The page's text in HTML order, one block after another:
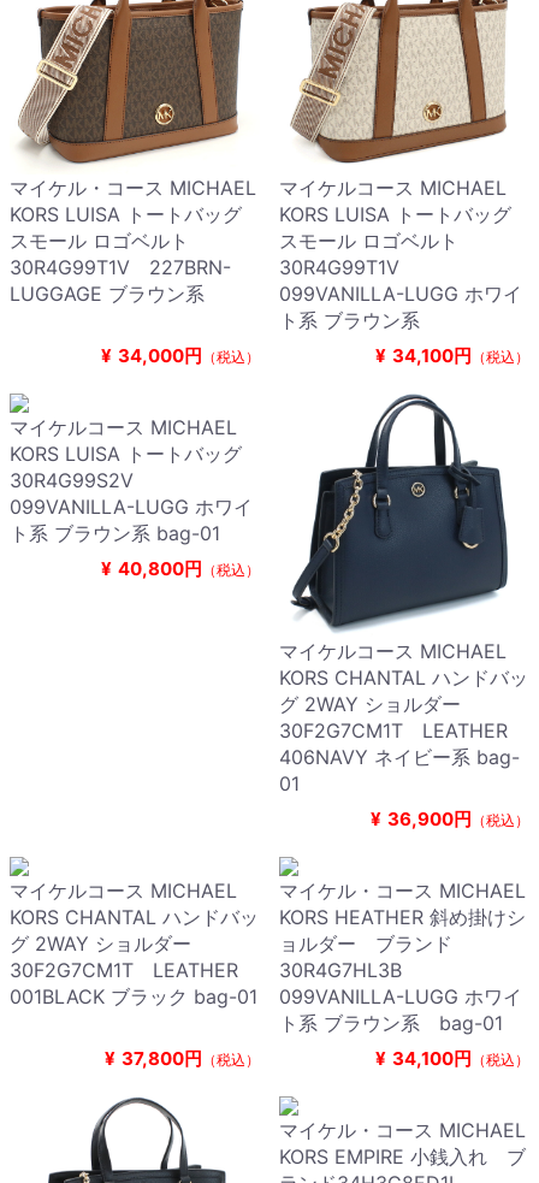
マイケル・コース MICHAEL
KORS LUISA トートバッグ
スモール ロゴベルト
30R4G99T1V 227BRN-
LUGGAGE ブラウン系
¥ 34,000円 （税込）
マイケルコース MICHAEL
KORS LUISA トートバッグ
スモール ロゴベルト
30R4G99T1V
099VANILLA-LUGG ホワイ
ト系 ブラウン系
¥ 34,100円 （税込）
マイケルコース MICHAEL
KORS LUISA トートバッグ
30R4G99S2V
099VANILLA-LUGG ホワイ
ト系 ブラウン系 bag-01
¥ 40,800円 （税込）
マイケルコース MICHAEL
KORS CHANTAL ハンドバッ
グ 2WAY ショルダー
30F2G7CM1T LEATHER
406NAVY ネイビー系 bag-
01
¥ 36,900円 （税込）
マイケルコース MICHAEL
KORS CHANTAL ハンドバッ
グ 2WAY ショルダー
30F2G7CM1T LEATHER
001BLACK ブラック bag-01
¥ 37,800円 （税込）
マイケル・コース MICHAEL
KORS HEATHER 斜め掛けシ
ョルダー ブランド
30R4G7HL3B
099VANILLA-LUGG ホワイ
ト系 ブラウン系 bag-01
¥ 34,100円 （税込）
マイケル・コース MICHAEL
KORS EMPIRE 小銭入れ ブ